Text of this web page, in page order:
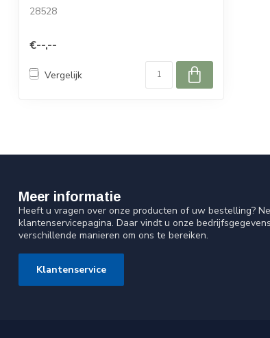
28528
€--,--
Vergelijk
Meer informatie
Heeft u vragen over onze producten of uw bestelling?
klantenservicepagina. Daar vindt u onze
verschillende manieren om ons te bereiken.
Klantenservice